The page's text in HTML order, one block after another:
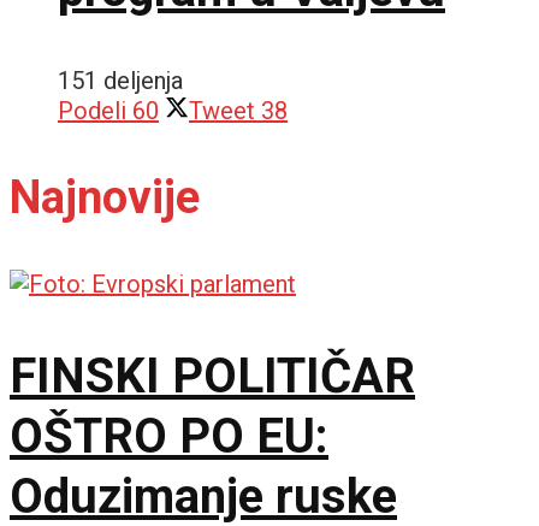
151 deljenja
Podeli 60 Tweet 38
Najnovije
FINSKI POLITIČAR
OŠTRO PO EU:
Oduzimanje ruske